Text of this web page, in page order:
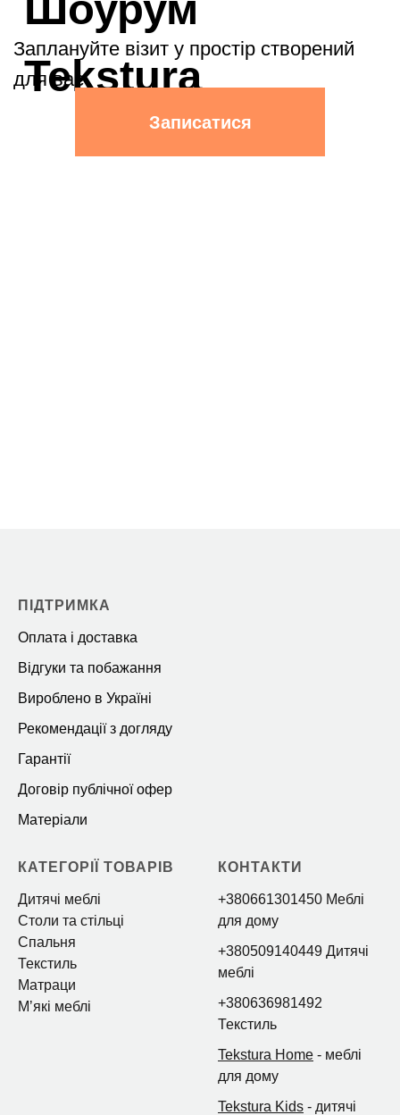
ПІДТРИМКА
Оплата і доставка
Відгуки та побажання
Вироблено в Україні
Рекомендації з догляду
Гарантії
Договір публічної офер
Матеріали
КАТЕГОРІЇ ТОВАРІВ
Дитячі меблі
Столи та стільці
Спальня
Текстиль
Матраци
Мʼякі меблі
КОНТАКТИ
+380661301450 Меблі
для дому
+380509140449 Дитячі
меблі
+380636981492
Текстиль
Tekstura Home - меблі
для дому
Tekstura Kids - дитячі